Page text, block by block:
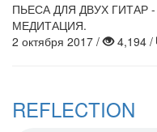
ПЬЕСА ДЛЯ ДВУХ
МЕДИТАЦИЯ.
2 октября 2017 /
4,194 /
REFLECTION